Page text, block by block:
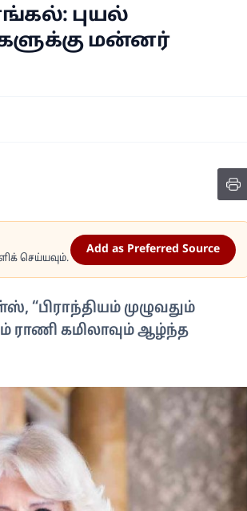
புயல்
மன்னர்
செய்யவும்.
Add as Preferred Source
“பிராந்தியம் முழுவதும்
ராணி கமிலாவும் ஆழ்ந்த